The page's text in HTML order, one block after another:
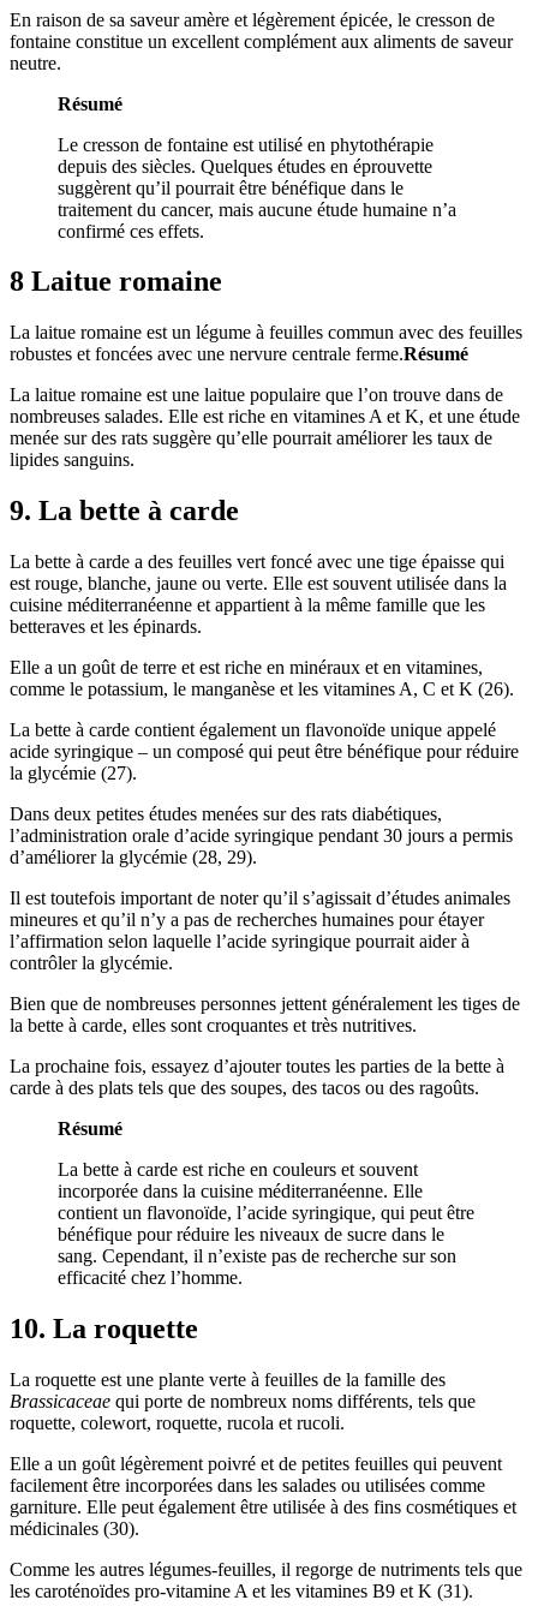
En raison de sa saveur amère et légèrement épicée, le cresson de
fontaine constitue un excellent complément aux aliments de saveur
neutre.
Résumé
Le cresson de fontaine est utilisé en phytothérapie
depuis des siècles. Quelques études en éprouvette
suggèrent qu’il pourrait être bénéfique dans le
traitement du cancer, mais aucune étude humaine n’a
confirmé ces effets.
8 Laitue romaine
La laitue romaine est un légume à feuilles commun avec des feuilles
robustes et foncées avec une nervure centrale ferme.Résumé
La laitue romaine est une laitue populaire que l’on trouve dans de
nombreuses salades. Elle est riche en vitamines A et K, et une étude
menée sur des rats suggère qu’elle pourrait améliorer les taux de
lipides sanguins.
9. La bette à carde
La bette à carde a des feuilles vert foncé avec une tige épaisse qui
est rouge, blanche, jaune ou verte. Elle est souvent utilisée dans la
cuisine méditerranéenne et appartient à la même famille que les
betteraves et les épinards.
Elle a un goût de terre et est riche en minéraux et en vitamines,
comme le potassium, le manganèse et les vitamines A, C et K (26).
La bette à carde contient également un flavonoïde unique appelé
acide syringique – un composé qui peut être bénéfique pour réduire
la glycémie (27).
Dans deux petites études menées sur des rats diabétiques,
l’administration orale d’acide syringique pendant 30 jours a permis
d’améliorer la glycémie (28, 29).
Il est toutefois important de noter qu’il s’agissait d’études animales
mineures et qu’il n’y a pas de recherches humaines pour étayer
l’affirmation selon laquelle l’acide syringique pourrait aider à
contrôler la glycémie.
Bien que de nombreuses personnes jettent généralement les tiges de
la bette à carde, elles sont croquantes et très nutritives.
La prochaine fois, essayez d’ajouter toutes les parties de la bette à
carde à des plats tels que des soupes, des tacos ou des ragoûts.
Résumé
La bette à carde est riche en couleurs et souvent
incorporée dans la cuisine méditerranéenne. Elle
contient un flavonoïde, l’acide syringique, qui peut être
bénéfique pour réduire les niveaux de sucre dans le
sang. Cependant, il n’existe pas de recherche sur son
efficacité chez l’homme.
10. La roquette
La roquette est une plante verte à feuilles de la famille des
Brassicaceae qui porte de nombreux noms différents, tels que
roquette, colewort, roquette, rucola et rucoli.
Elle a un goût légèrement poivré et de petites feuilles qui peuvent
facilement être incorporées dans les salades ou utilisées comme
garniture. Elle peut également être utilisée à des fins cosmétiques et
médicinales (30).
Comme les autres légumes-feuilles, il regorge de nutriments tels que
les caroténoïdes pro-vitamine A et les vitamines B9 et K (31).